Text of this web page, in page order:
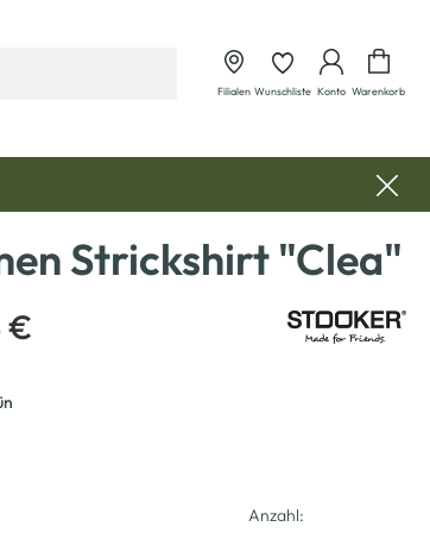
Filialen Wunschliste Konto Warenkorb
Strickshirt "Clea"
€
Anzahl: